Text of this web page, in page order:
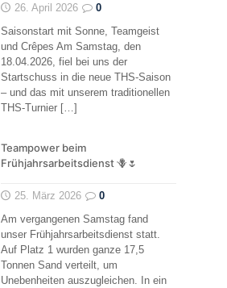
26. April 2026
0
Saisonstart mit Sonne, Teamgeist
und Crêpes Am Samstag, den
18.04.2026, fiel bei uns der
Startschuss in die neue THS-Saison
– und das mit unserem traditionellen
THS-Turnier[…]
Teampower beim
Frühjahrsarbeitsdienst 🪻🌷
25. März 2026
0
Am vergangenen Samstag fand
unser Frühjahrsarbeitsdienst statt.
Auf Platz 1 wurden ganze 17,5
Tonnen Sand verteilt, um
Unebenheiten auszugleichen. In ein